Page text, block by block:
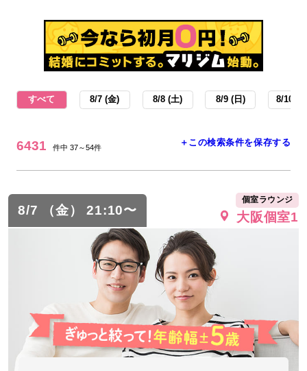
すべて 8/7 (金) 8/8 (土) 8/9 (日) 8/10 (
6431 件中 37～54件 ＋この検索条件を保存する
8/7 （金） 21:10〜
個室ラウンジ
大阪個室1